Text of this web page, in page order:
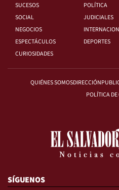
SUCESOS
POLÍTICA
SOCIAL
JUDICIALES
NEGOCIOS
ESPECTÁCULOS
DEPORTES
CURIOSIDADES
QUIÉNES SOMOSDIRECCIÓN
POLÍTICA
SÍGUENOS